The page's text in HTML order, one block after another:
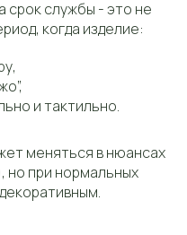
срок службы - это не
когда изделие:
и тактильно.
меняться в нюансах
но при нормальных